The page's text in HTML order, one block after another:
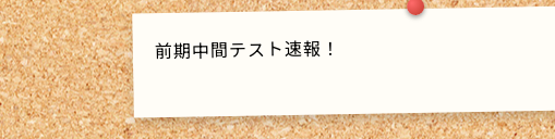
前期中間テスト速報！